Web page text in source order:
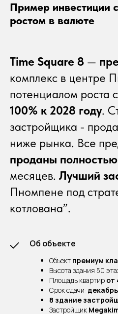
Пример инвестиции
ростом в валюте
Time Square 8 —
комплекс в центре
потенциалом роста
100% к 2028 году.
застройщика -
ниже рынка. Все
проданы полностью
месяцев. Лучший
Пномпене под
котлована”.
Об объекте
Объект премиум
Высота здания 50
Площадь квартир от
Срок сдачи:
8 здание
Застройщик